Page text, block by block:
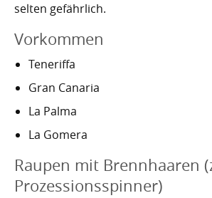
selten gefährlich.
Vorkommen
Teneriffa
Gran Canaria
La Palma
La Gomera
Raupen mit Brennhaaren
Prozessionsspinner)